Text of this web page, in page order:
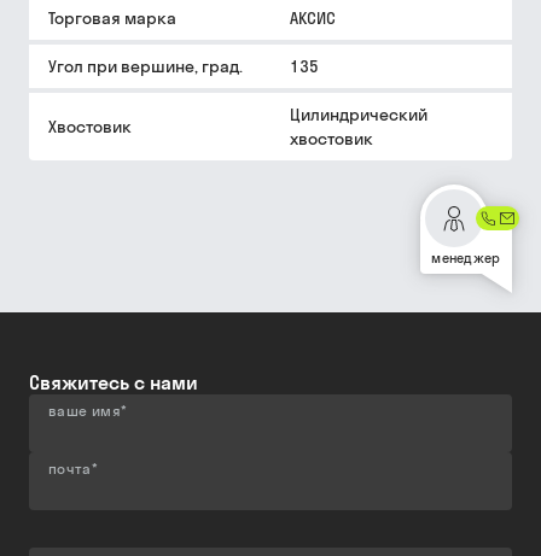
Торговая марка АКСИС
Угол при вершине, град. 135
Хвостовик
Цилиндрический
хвостовик
менеджер
Свяжитесь с нами
ваше имя*
почта*